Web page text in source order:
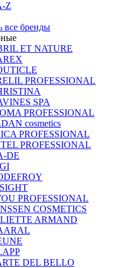
Z
все бренды
ET NATURE
PROFESSIONAL
SPA
PROFESSIONAL
cosmetics
PROFESSIONAL
PROFESSIONAL
DE
PROFESSIONAL
COSMETICS
ARMAND
DEL BELLO